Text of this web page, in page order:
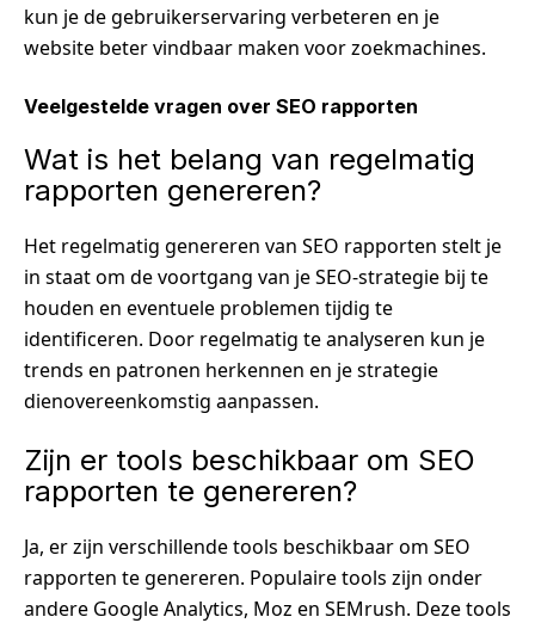
kun je de gebruikerservaring verbeteren en je
website beter vindbaar maken voor zoekmachines.
Veelgestelde vragen over SEO rapporten
Wat is het belang van regelmatig
rapporten genereren?
Het regelmatig genereren van SEO rapporten stelt je
in staat om de voortgang van je SEO-strategie bij te
houden en eventuele problemen tijdig te
identificeren. Door regelmatig te analyseren kun je
trends en patronen herkennen en je strategie
dienovereenkomstig aanpassen.
Zijn er tools beschikbaar om SEO
rapporten te genereren?
Ja, er zijn verschillende tools beschikbaar om SEO
rapporten te genereren. Populaire tools zijn onder
andere Google Analytics, Moz en SEMrush. Deze tools